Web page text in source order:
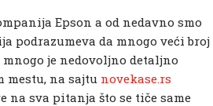
Epson a od nedavno smo
podrazumeva da mnogo veći broj
je nedovoljno detaljno
mestu, na sajtu novekase.rs
na sva pitanja što se tiče same